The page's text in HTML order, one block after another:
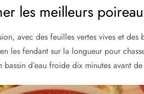
les meilleurs
avec des feuilles vertes vives et des
les fendant sur la longueur pour
d’eau froide dix minutes avant